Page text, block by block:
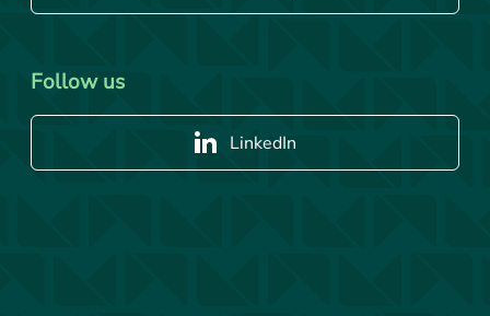
Follow us
LinkedIn